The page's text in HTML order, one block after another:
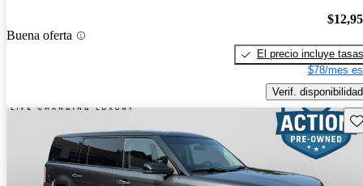
Buena oferta
El precio incluye tasas
$78/mes
Verif. disponibilidad